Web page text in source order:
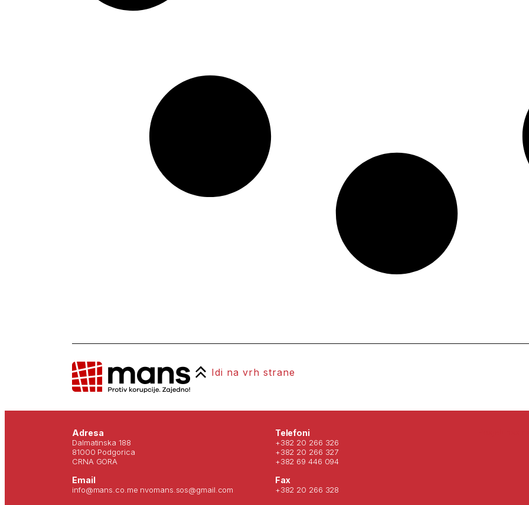
Idi na vrh strane
Adresa
Dalmatinska 188
81000 Podgorica
CRNA GORA
Email
info@mans.co.me nvomans.sos@gmail.com
Telefoni
+382 20 266 326
+382 20 266 327
+382 69 446 094
Fax
+382 20 266 328